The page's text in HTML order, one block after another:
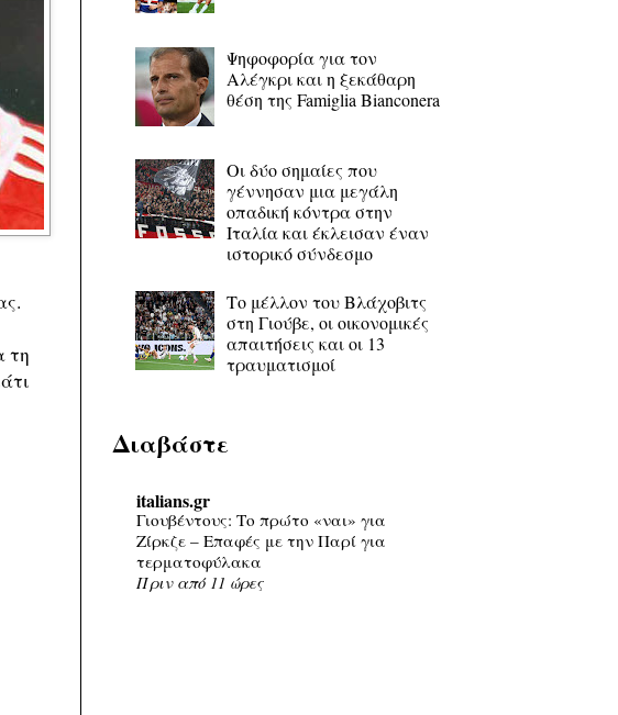
τη
Ψηφοφορία για τον
Αλέγκρι και η ξεκάθαρη
θέση της Famiglia Bianconera
Οι δύο σημαίες που
γέννησαν μια μεγάλη
οπαδική κόντρα στην
Ιταλία και έκλεισαν έναν
ιστορικό σύνδεσμο
Το μέλλον του Βλάχοβιτς
στη Γιούβε, οι οικονομικές
απαιτήσεις και οι 13
τραυματισμοί
Διαβάστε
italians.gr
Γιουβέντους: Το πρώτο «ναι» για
Ζίρκζε – Επαφές με την Παρί για
τερματοφύλακα
Πριν από 11 ώρες